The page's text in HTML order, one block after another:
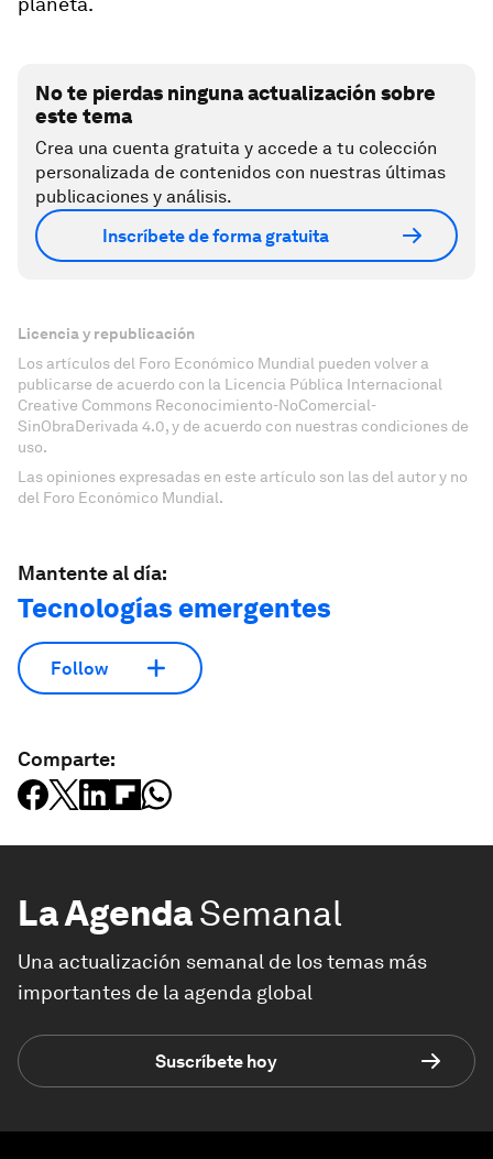
No te pierdas ninguna actualización sobre
este tema
Crea una cuenta gratuita y accede a tu colección
personalizada de contenidos con nuestras últimas
publicaciones y análisis.
Inscríbete de forma gratuita
Licencia y republicación
Los artículos del Foro Económico Mundial pueden volver a
publicarse de acuerdo con la Licencia Pública Internacional
Creative Commons Reconocimiento-NoComercial-
SinObraDerivada 4.0, y de acuerdo con nuestras condiciones de
uso.
Las opiniones expresadas en este artículo son las del autor y no
del Foro Económico Mundial.
Mantente al día:
Tecnologías emergentes
Follow
Comparte:
La AgendaSemanal
Una actualización semanal de los temas más
importantes de la agenda global
Suscríbete hoy